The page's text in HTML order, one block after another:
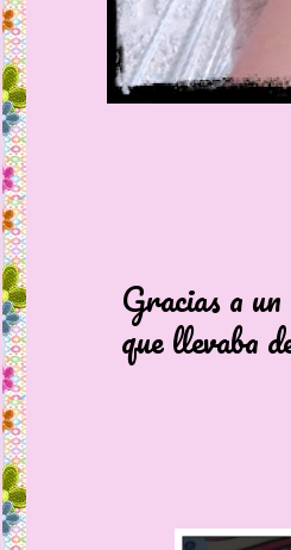
Gracias a un
que llevaba